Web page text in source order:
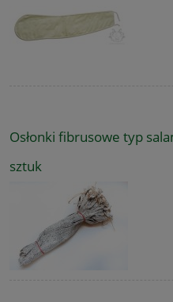
Osłonki fibrusowe typ
sztuk